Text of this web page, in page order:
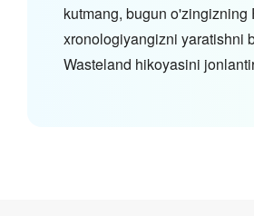
kutmang, bugun o'zingizning
xronologiyangizni yaratishni
Wasteland hikoyasini